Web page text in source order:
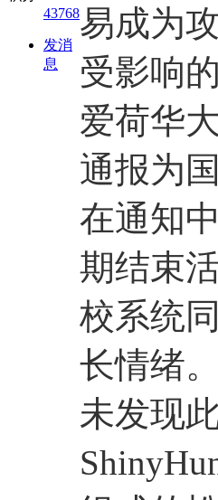
43768
发消
息
易成为
受影响
爱荷华
通报为
在通知
期结束
校系统
长情绪
未发现